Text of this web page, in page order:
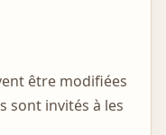
être modifiées
sont invités à les